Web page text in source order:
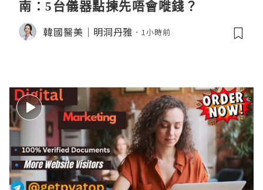
南：5台儀器點揀先唔會嘥錢？
韓國醫美｜明洞丹雅 1小時前